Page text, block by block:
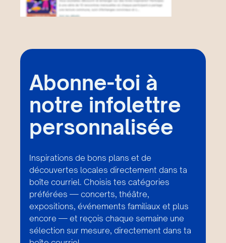
Abonne-toi à
notre infolettre
personnalisée
Inspirations de bons plans et de
découvertes locales directement dans ta
boîte courriel. Choisis tes catégories
préférées — concerts, théâtre,
expositions, événements familiaux et plus
encore — et reçois chaque semaine une
sélection sur mesure, directement dans ta